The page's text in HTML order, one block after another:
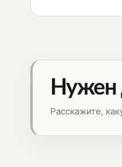
Нужен
Расскажите,